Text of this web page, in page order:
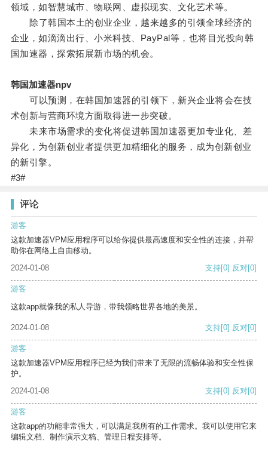
领域，如智慧城市、物联网、虚拟现实、文化艺术等。
除了韩国本土的创业企业，越来越多的引领全球经济的
企业，如滴滴出行、小米科技、PayPal等，也将目光投向韩
国加速器，探索拓展新市场的机会。
韩国加速器npv
可以预测，在韩国加速器的引领下，新兴企业将会在技
术创新与营商环境方面取得进一步突破。
未来市场需求的变化将促进韩国加速器更加专业化、差
异化，为创新创业者提供更加精细化的服务，成为创新创业
的新引擎。
#3#
评论
游客
这款加速器VPM应用程序可以给你提供最高速度和安全性的连接，并帮
助你在网络上自由移动。
2024-01-08
支持[0] 反对[0]
游客
这款app就像我的私人导游，带我领略世界各地的美景。
2024-01-08 支持[0] 反对[0]
游客
这款加速器VPM应用程序已经为我们带来了无限的流畅体验和安全性保
护。
2024-01-08
支持[0] 反对[0]
游客
这款app的功能非常强大，可以满足我所有的工作需求。我可以使用它来
编辑文档、制作演示文稿、管理日程安排等。